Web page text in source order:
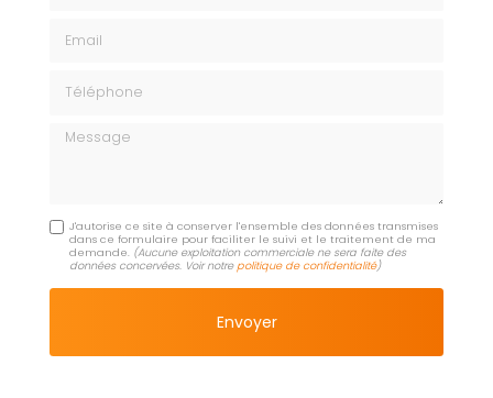
Message
J'autorise ce site à conserver l'ensemble des données transmises
dans ce formulaire pour faciliter le suivi et le traitement de ma
demande. (Aucune exploitation commerciale ne sera faite des
données concervées. Voir notre politique de confidentialité)